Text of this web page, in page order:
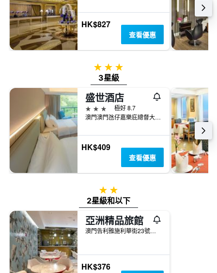
HK$827
查看優惠
3星級
3星級
盛世酒店
3星級
極好 8.7
澳門澳門氹仔嘉樂庇總督大馬路822號
HK$409
查看優惠
2星級
2星級和以下
亞洲精品旅館
澳門告利雅施利華街23號地下
HK$376